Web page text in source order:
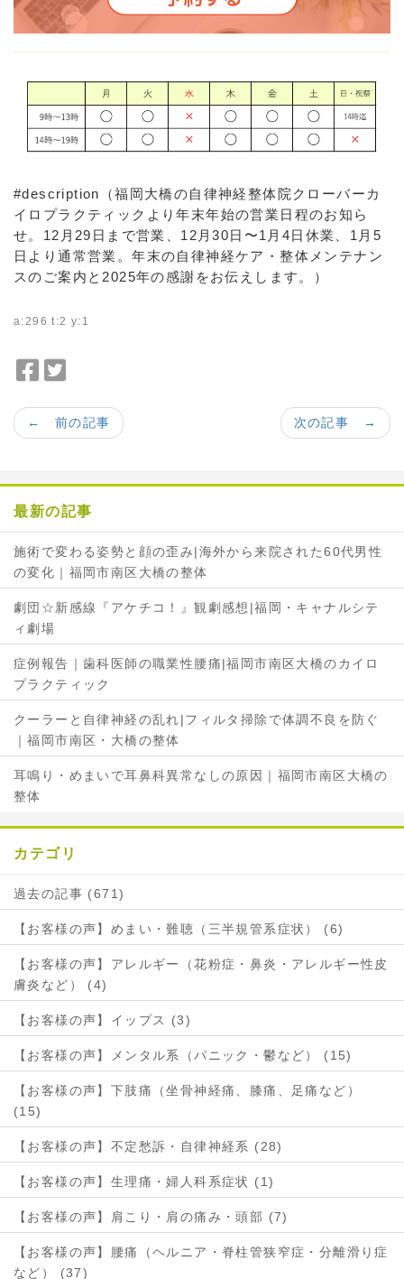
#description（福岡大橋の自律神経整体院クローバーカ
イロプラクティックより年末年始の営業日程のお知ら
せ。12月29日まで営業、12月30日〜1月4日休業、1月5
日より通常営業。年末の自律神経ケア・整体メンテナン
スのご案内と2025年の感謝をお伝えします。）
a:296 t:2 y:1
c
e
o
k
シ
ェ
i
t
r
で
ェ
ア
次の記事 →
← 前の記事
最新の記事
施術で変わる姿勢と顔の歪み|海外から来院された60代男性
の変化｜福岡市南区大橋の整体
劇団☆新感線『アケチコ！』観劇感想|福岡・キャナルシテ
ィ劇場
症例報告｜歯科医師の職業性腰痛|福岡市南区大橋のカイロ
プラクティック
クーラーと自律神経の乱れ|フィルタ掃除で体調不良を防ぐ
｜福岡市南区・大橋の整体
耳鳴り・めまいで耳鼻科異常なしの原因｜福岡市南区大橋の
整体
カテゴリ
過去の記事 (671)
【お客様の声】めまい・難聴（三半規管系症状） (6)
【お客様の声】アレルギー（花粉症・鼻炎・アレルギー性皮
膚炎など） (4)
【お客様の声】イップス (3)
【お客様の声】メンタル系（パニック・鬱など） (15)
【お客様の声】下肢痛（坐骨神経痛、膝痛、足痛など）
(15)
【お客様の声】不定愁訴・自律神経系 (28)
【お客様の声】生理痛・婦人科系症状 (1)
【お客様の声】肩こり・肩の痛み・頭部 (7)
【お客様の声】腰痛（ヘルニア・脊柱管狭窄症・分離滑り症
など） (37)